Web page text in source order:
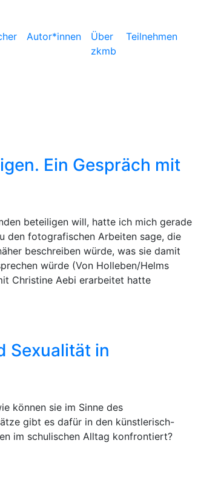
Autor*innen
Über
zkmb
Teilnehmen
Ein Gespräch mit
beteiligen will, hatte ich mich gerade
den fotografischen Arbeiten sage, die
beschreiben würde, was sie damit
würde (Von Holleben/Helms
Christine Aebi erarbeitet hatte
Sexualität in
können sie im Sinne des
gibt es dafür in den künstlerisch-
im schulischen Alltag konfrontiert?